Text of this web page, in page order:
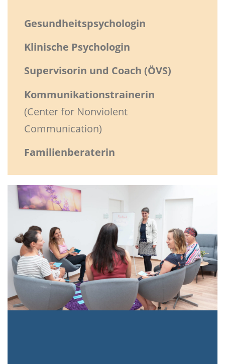
Gesundheitspsychologin
Klinische Psychologin
Supervisorin und Coach (ÖVS)
Kommunikationstrainerin
(Center for Nonviolent
Communication)
Familienberaterin